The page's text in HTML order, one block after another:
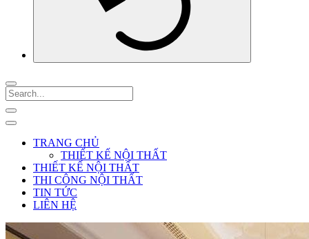
TRANG CHỦ
THIẾT KẾ NỘI THẤT
THIẾT KẾ NỘI THẤT
THI CÔNG NỘI THẤT
TIN TỨC
LIÊN HỆ